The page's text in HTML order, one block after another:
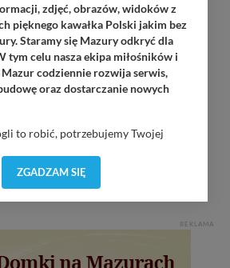
Resort Niegocin / 20:00
AZS Wilkasy / 21:00
/ Przystań OW Wodnik / 20:00
Bańka
REKLAMA
zdjęć, obrazów, widoków z
pięknego kawałka Polski jakim bez
Staramy się Mazury odkryć dla
tym celu nasza ekipa miłośników i
codziennie rozwija serwis,
oraz dostarczanie nowych
to robić, potrzebujemy Twojej
preferencji. Twoje dane (w tym
zapisywane w celu usprawnienia
danych jest dla nas
poinformowania Ciebie nie będziemy
uprawnień. Twoje dane są u
ZGADZAM SIĘ